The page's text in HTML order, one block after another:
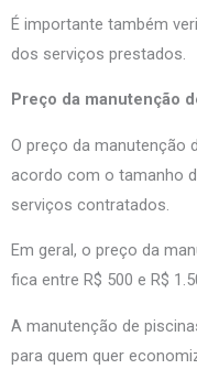
É importante também
dos serviços prestados.
Preço da manutenção
O preço da manutenção
acordo com o tamanho
serviços contratados.
Em geral, o preço da
fica entre R$ 500 e R$
A manutenção de
para quem quer